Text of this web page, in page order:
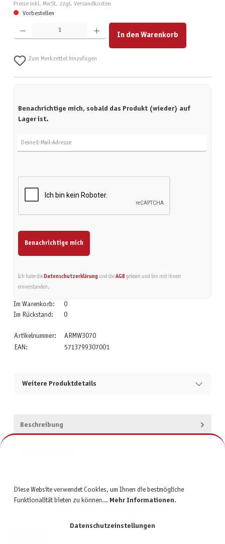
Preise inkl. MwSt. zzgl. Versandkosten
Vorbestellen
Produkt Anzahl: Gib den gewünschten Wert ein oder benutze die Schaltflächen um die Anzahl zu
In den Warenkorb
Zum Merkzettel hinzufügen
Benachrichtige mich, sobald das Produkt (wieder) auf
Lager ist.
Benachrichtige mich
Ich habe die Datenschutzerklärungund die AGBgelesen und bin mit ihnen
einverstanden.
Im Warenkorb:
0
Im Rückstand:
0
Artikelnummer:
ARMW3070
EAN:
5713799307001
Weitere Produktdetails
Beschreibung
Diese Website verwendet Cookies, um Ihnen die bestmögliche
Funktionalität bieten zu können... Mehr Informationen.
Datenschutzeinstellungen